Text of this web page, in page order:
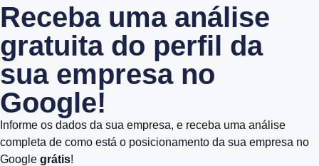
Receba uma análise
gratuita do perfil da
sua empresa no
Google!
Informe os dados da sua empresa, e receba uma análise
completa de como está o posicionamento da sua empresa no
Google grátis!